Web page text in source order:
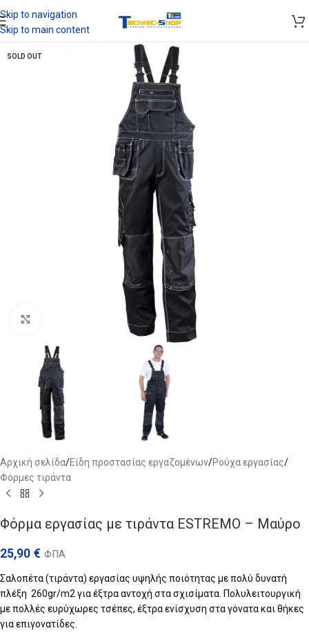
Skip to navigation
Skip to main content
SOLD OUT
Αρχική σελίδα/Είδη προστασίας εργαζομένων/Ρούχα εργασίας/
Φόρμες τιράντα
Φόρμα εργασίας με τιράντα ESTREMO – Μαύρο
25,90 € ΦΠΑ
Σαλοπέτα (τιράντα) εργασίας υψηλής ποιότητας με πολύ δυνατή
πλέξη 260gr/m2 για έξτρα αντοχή στα σχισίματα. Πολυλειτουργική
με πολλές ευρύχωρες τσέπες, έξτρα ενίσχυση στα γόνατα και θήκες
για επιγονατίδες.